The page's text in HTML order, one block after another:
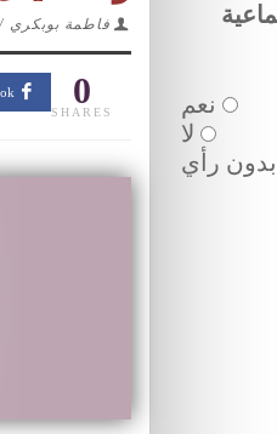
فاطمة بوبكري /
0
SHARES
نعم
لا
بدون رأي